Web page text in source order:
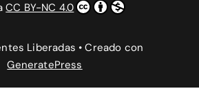
CC BY-NC 4.0
Liberadas • Creado con
GeneratePress